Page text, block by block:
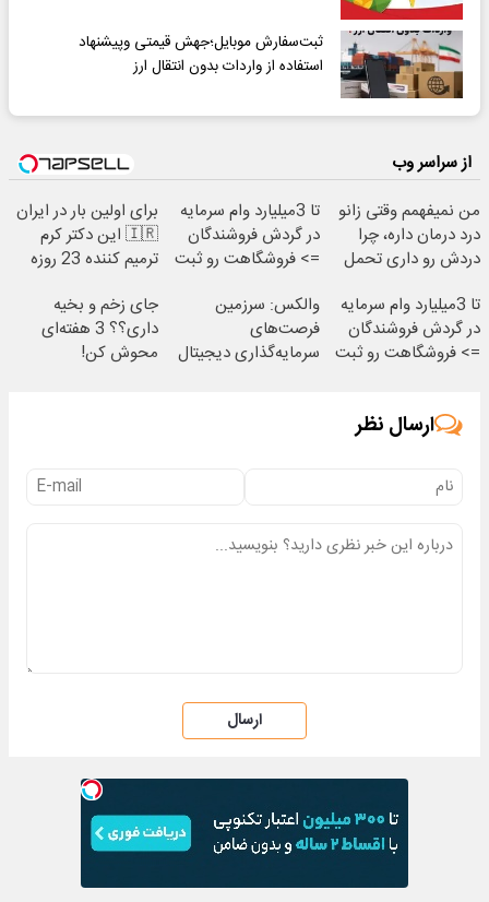
ثبت‌سفارش موبایل؛جهش قیمتی وپیشنهاد
استفاده از واردات بدون انتقال ارز
از سراسر وب
من نمیفهمم وقتی زانو
درد درمان داره، چرا
دردش رو داری تحمل
تا 3میلیارد وام سرمایه
در گردش فروشندگان
=> فروشگاهت رو ثبت
برای اولین بار در ایران
🇮🇷 این دکتر کرم
ترمیم کننده 23 روزه
تا 3میلیارد وام سرمایه
در گردش فروشندگان
=> فروشگاهت رو ثبت
والکس: سرزمین
فرصت‌های
سرمایه‌گذاری دیجیتال
جای زخم و بخیه
داری؟؟ 3 هفته‌ای
محوش کن!
ارسال نظر
ارسال